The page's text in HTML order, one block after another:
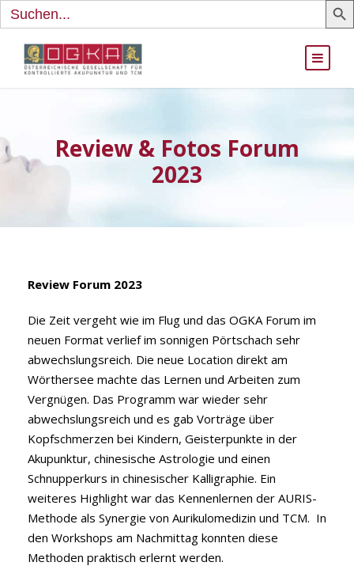
Search
for:
Review & Fotos Forum
2023
Review Forum 2023
Die Zeit vergeht wie im Flug und das OGKA Forum im
neuen Format verlief im sonnigen Pörtschach sehr
abwechslungsreich. Die neue Location direkt am
Wörthersee machte das Lernen und Arbeiten zum
Vergnügen. Das Programm war wieder sehr
abwechslungsreich und es gab Vorträge über
Kopfschmerzen bei Kindern, Geisterpunkte in der
Akupunktur, chinesische Astrologie und einen
Schnupperkurs in chinesischer Kalligraphie. Ein
weiteres Highlight war das Kennenlernen der AURIS-
Methode als Synergie von Aurikulomedizin und TCM. In
den Workshops am Nachmittag konnten diese
Methoden praktisch erlernt werden.